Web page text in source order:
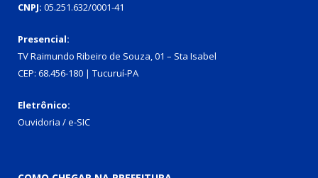
CNPJ: 05.251.632/0001-41
Presencial:
TV Raimundo Ribeiro de Souza, 01 – Sta Isabel
CEP: 68.456-180 | Tucuruí-PA
Eletrônico:
Ouvidoria /e-SIC